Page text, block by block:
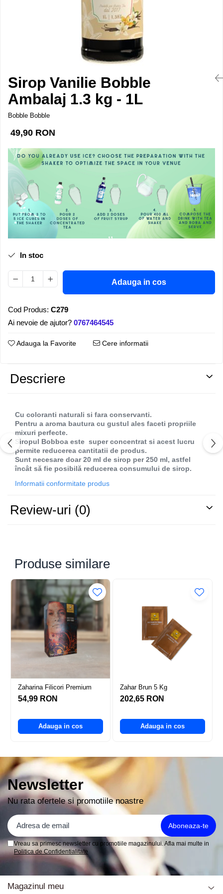
Esoressoare ExpertEquip
Gratare Gaz Profesionale
Mese Inox
Storcator Automat Citrice
Vitrina Prajituri
Vitrina Rece Panoramica Vita
Sirop Vanilie Bobble
Ambalaj 1.3 kg - 1L
Bobble Bobble
49,90 RON
In stoc
Adauga in cos
Cod Produs: C279
Ai nevoie de ajutor? 0767464545
Adauga la Favorite Cere informatii
Descriere
Cu coloranti naturali si fara conservanti.
Pentru a aroma bautura cu gustul ales faceti propriile
mixuri perfecte.
Siropul Bobboa este super concentrat si acest lucru
permite reducerea cantitatii de produs.
Sunt necesare doar 20 ml de sirop per 250 ml, astfel
încât să fie posibilă reducerea consumului de sirop.
Informatii conformitate produs
Review-uri (0)
Produse similare
Zaharina Filicori Premium
54,99 RON
Adauga in cos
Zahar Brun 5 Kg
202,65 RON
Adauga in cos
Newsletter
Nu rata ofertele si promotiile noastre
Vreau sa primesc newsletter cu promotiile magazinului. Afla mai multe in
Politica de Confidentialitate
Magazinul meu